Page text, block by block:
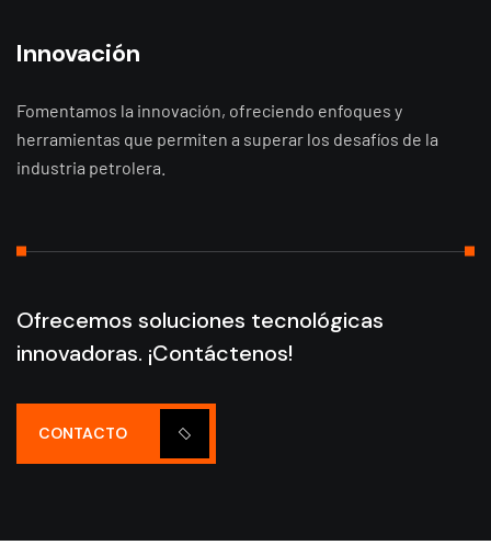
Innovación
Fomentamos la innovación, ofreciendo enfoques y
herramientas que permiten a superar los desafíos de la
industria petrolera.
Ofrecemos soluciones tecnológicas
innovadoras. ¡Contáctenos!
CONTACTO